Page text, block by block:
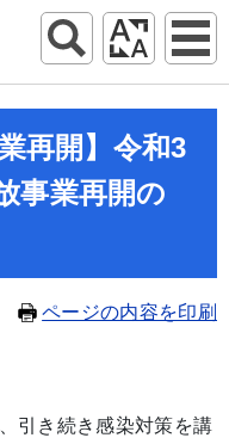
再開】令和3
事業再開の
ページの内容を印刷
引き続き感染対策を講